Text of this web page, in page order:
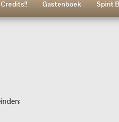
Credits!! Gastenboek Spirit